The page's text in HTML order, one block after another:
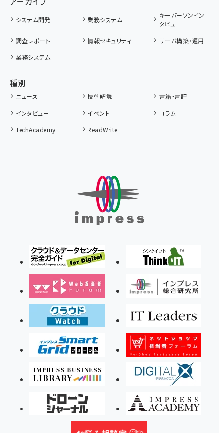
システム開発 業務システム
キーパーソンイン
タビュー
調査レポート
情報セキュリティ
サーバ構築・運用
業務システム
種別
ニュース 技術解説
書籍・書評
インタビュー
イベント
コラム
TechAcademy
ReadWrite